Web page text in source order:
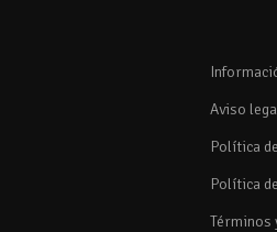
Aviso
Política
Política
Términos